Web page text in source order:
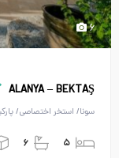
۶
ALANYA – BEKTAŞ
سونا/ استخر اختصاصی/
۵ ۶